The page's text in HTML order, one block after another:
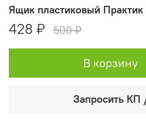
Ящик пластиковый Практик
428 ₽ 500 ₽
В корзину
Запросить КП